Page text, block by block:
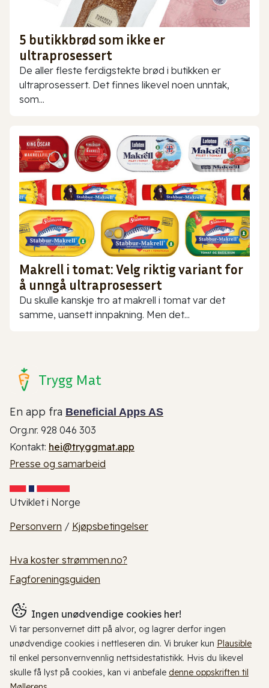
5 butikkbrød som ikke er
ultraprosessert
De aller fleste ferdigstekte brød i butikken er
ultraprosessert. Det finnes likevel noen unntak,
som...
Makrell i tomat: Velg riktig variant for
å unngå ultraprosessert
Du skulle kanskje tro at makrell i tomat var det
samme, uansett innpakning. Men det...
Trygg Mat
En app fra Beneficial Apps AS
Org.nr. 928 046 303
Kontakt: hei@tryggmat.app
Presse og samarbeid
Utviklet i Norge
Personvern / Kjøpsbetingelser
Hva koster strømmen.no?
Fagforeningsguiden
Ingen unødvendige cookies her!
Vi tar personvernet ditt på alvor, og lagrer derfor ingen
unødvendige cookies i nettleseren din. Vi bruker kun Plausible
til enkel personvernvennlig nettsidestatistikk. Hvis du likevel
skulle få lyst på cookies, kan vi anbefale denne oppskriften til